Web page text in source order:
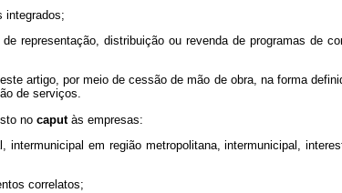
integrados;
representação, distribuição ou revenda de programas de
artigo, por meio de cessão de mão de obra, na forma
de serviços.
nocaputàs empresas:
em região metropolitana, intermunicipal,
correlatos;